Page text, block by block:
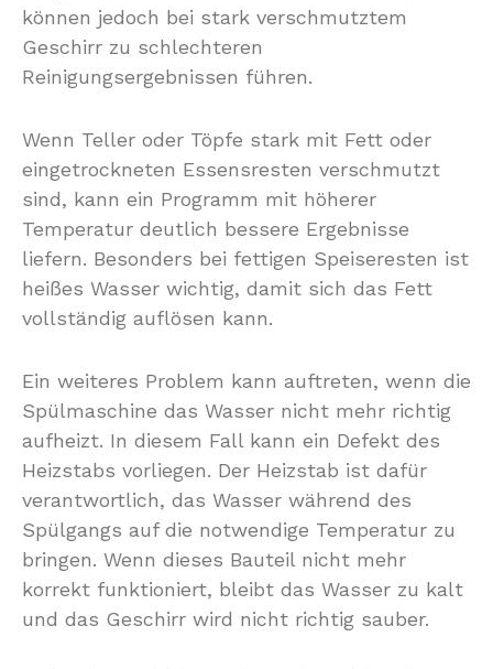
können jedoch bei stark verschmutztem
Geschirr zu schlechteren
Reinigungsergebnissen führen.
Wenn Teller oder Töpfe stark mit Fett oder
eingetrockneten Essensresten verschmutzt
sind, kann ein Programm mit höherer
Temperatur deutlich bessere Ergebnisse
liefern. Besonders bei fettigen Speiseresten ist
heißes Wasser wichtig, damit sich das Fett
vollständig auflösen kann.
Ein weiteres Problem kann auftreten, wenn die
Spülmaschine das Wasser nicht mehr richtig
aufheizt. In diesem Fall kann ein Defekt des
Heizstabs vorliegen. Der Heizstab ist dafür
verantwortlich, das Wasser während des
Spülgangs auf die notwendige Temperatur zu
bringen. Wenn dieses Bauteil nicht mehr
korrekt funktioniert, bleibt das Wasser zu kalt
und das Geschirr wird nicht richtig sauber.